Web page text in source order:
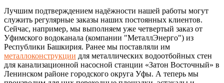
Лучшим подтверждением надёжности нашей работы могут
служить регулярные заказы наших постоянных клиентов.
Сейчас, например, мы выполняем уже четвертый заказ от
Уфимского водоканала (компании "МеталлЭнерго") из
Республики Башкирия. Ранее мы поставляли им
металлоконструкции для металлических водоотбойных стен
для канализационной насосной станции «Затон Восточный» в
Ленинском районе городского округа Уфы. А теперь мы